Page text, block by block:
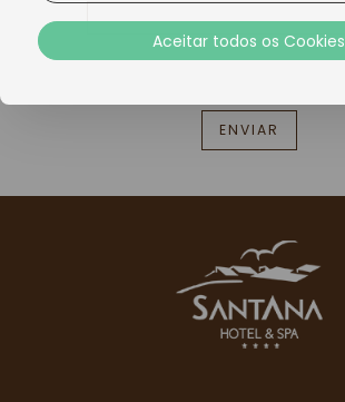
Aceitar todos os Cookies